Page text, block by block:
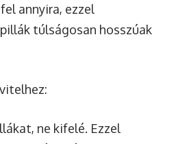
annyira, ezzel
túlságosan hosszúak
ne kifelé. Ezzel